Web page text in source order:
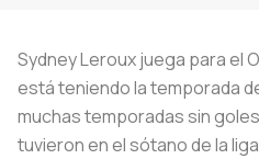
Sydney Leroux juega para el
está teniendo la temporada
muchas temporadas sin
tuvieron en el sótano de la